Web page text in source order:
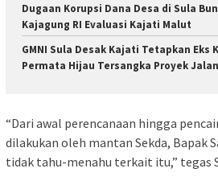
Dugaan Korupsi Dana Desa di Sula
Kajagung RI Evaluasi Kajati Malut
GMNI Sula Desak Kajati Tetapkan Eks
Permata Hijau Tersangka Proyek
“Dari awal perencanaan hingga
dilakukan oleh mantan Sekda, Bapak
tidak tahu-menahu terkait itu,” tegas